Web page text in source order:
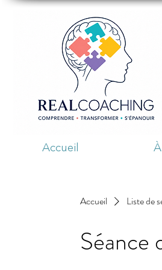
Accueil
Accueil Liste de
Séance